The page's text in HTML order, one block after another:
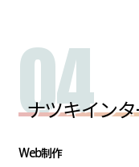
ナツキイン
Web制作